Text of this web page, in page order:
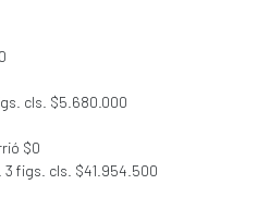
cls. $5.680.000
$0
3 figs. cls. $41.954.500